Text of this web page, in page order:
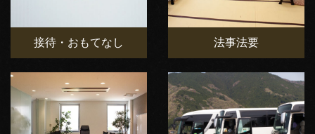
接待・おもてなし 法事法要